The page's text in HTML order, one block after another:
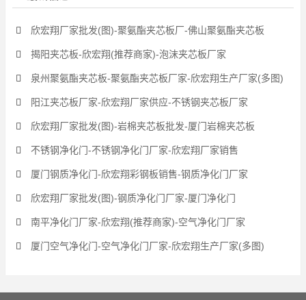
欣宏翔厂家批发(图)-聚氨酯夹芯板厂-佛山聚氨酯夹芯板
揭阳夹芯板-欣宏翔(推荐商家)-泡沫夹芯板厂家
泉州聚氨酯夹芯板-聚氨酯夹芯板厂家-欣宏翔生产厂家(多图)
阳江夹芯板厂家-欣宏翔厂家供应-不锈钢夹芯板厂家
欣宏翔厂家批发(图)-岩棉夹芯板批发-厦门岩棉夹芯板
不锈钢净化门-不锈钢净化门厂家-欣宏翔厂家销售
厦门钢质净化门-欣宏翔彩钢板销售-钢质净化门厂家
欣宏翔厂家批发(图)-钢质净化门厂家-厦门净化门
南平净化门厂家-欣宏翔(推荐商家)-空气净化门厂家
厦门空气净化门-空气净化门厂家-欣宏翔生产厂家(多图)